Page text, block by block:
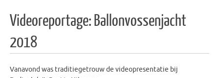
Videoreportage: Ballonvossenjacht
2018
Vanavond was traditiegetrouw de videopresentatie bij